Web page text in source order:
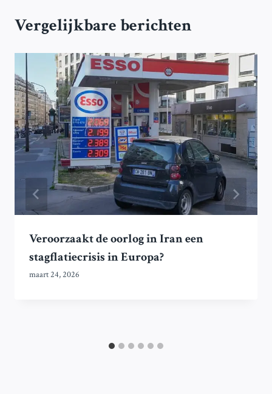
Vergelijkbare berichten
Veroorzaakt de oorlog in Iran een
stagflatiecrisis in Europa?
maart 24, 2026